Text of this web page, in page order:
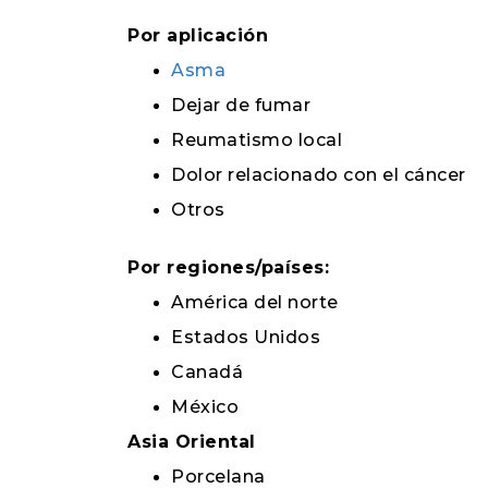
Por aplicación
Asma
Dejar de fumar
Reumatismo local
Dolor relacionado con el cáncer
Otros
Por regiones/países:
América del norte
Estados Unidos
Canadá
México
Asia Oriental
Porcelana